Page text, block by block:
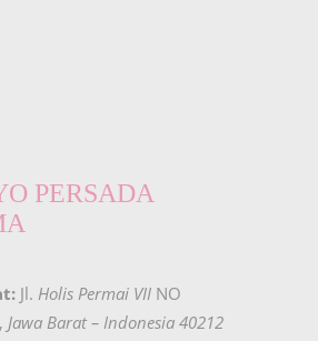
PERSADA
Jl. Holis Permai VII NO
, Jawa Barat – Indonesia 40212